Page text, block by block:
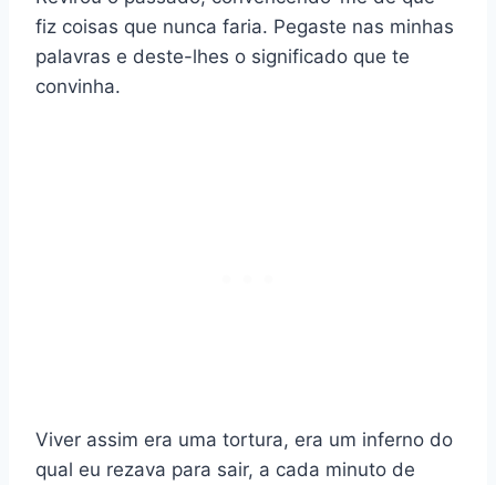
fiz coisas que nunca faria. Pegaste nas minhas
palavras e deste-lhes o significado que te
convinha.
Viver assim era uma tortura, era um inferno do
qual eu rezava para sair, a cada minuto de